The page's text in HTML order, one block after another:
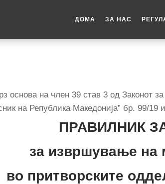
ДОМА ЗА НАС
основа на член 39 став 3 од Законот
на Република Македонија” бр. 99/
ПРАВИЛНИК
за извршување на
во притворските